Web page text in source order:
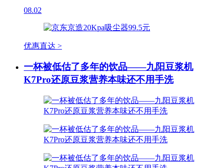
08.02
优惠直达 >
一杯被低估了多年的饮品——九阳豆浆机
K7Pro还原豆浆营养本味还不用手洗